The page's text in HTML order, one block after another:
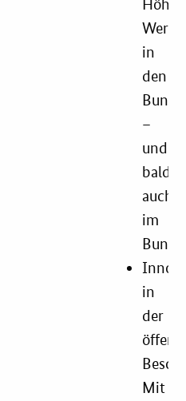
in
den
–
und
bald
auch
im
Bund?
in
der
Mit